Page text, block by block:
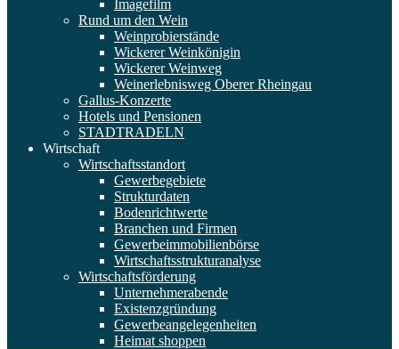
Imagefilm
Rund um den Wein
Weinprobierstände
Wickerer Weinkönigin
Wickerer Weinweg
Weinerlebnisweg Oberer Rheingau
Gallus-Konzerte
Hotels und Pensionen
STADTRADELN
Wirtschaft
Wirtschaftsstandort
Gewerbegebiete
Strukturdaten
Bodenrichtwerte
Branchen und Firmen
Gewerbeimmobilienbörse
Wirtschaftsstrukturanalyse
Wirtschaftsförderung
Unternehmerabende
Existenzgründung
Gewerbeangelegenheiten
Heimat shoppen